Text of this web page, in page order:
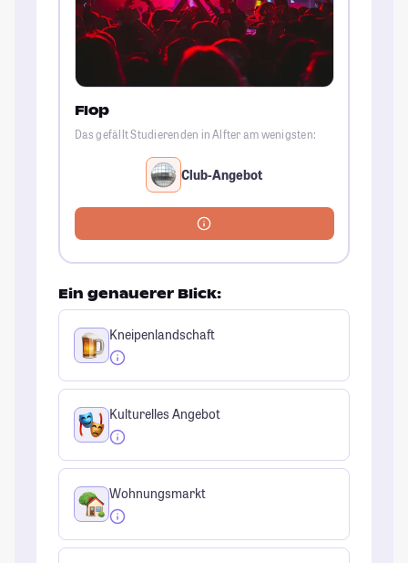
Flop
Das gefällt Studierenden in Alfter am wenigsten:
Club-Angebot
Ein genauerer Blick:
Kneipenlandschaft
Kulturelles Angebot
Wohnungsmarkt